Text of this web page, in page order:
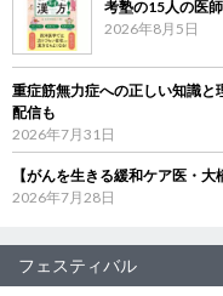
考塾の15人の医
2026年8月5日
重症筋無力症への正しい知識
配信も
2026年7月31日
【がんを生きる緩和ケア医・
2026年7月28日
フェスティバル